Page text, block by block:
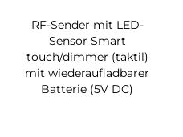
RF-Sender mit LED-
Sensor Smart
touch/dimmer (taktil)
mit wiederaufladbarer
Batterie (5V DC)